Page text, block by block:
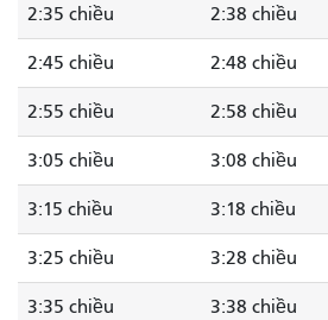
2:35 chiều 2:38 chiều
2:45 chiều 2:48 chiều
2:55 chiều 2:58 chiều
3:05 chiều 3:08 chiều
3:15 chiều 3:18 chiều
3:25 chiều 3:28 chiều
3:35 chiều 3:38 chiều